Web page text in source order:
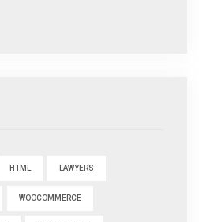
HTML LAWYERS
WOOCOMMERCE